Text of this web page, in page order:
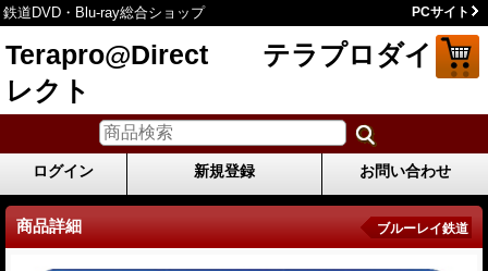
鉄道DVD・Blu-ray総合ショップ PCサイト
Terapro@Direct テラプロダイ
レクト
ログイン 新規登録 お問い合わせ
商品詳細 ブルーレイ鉄道